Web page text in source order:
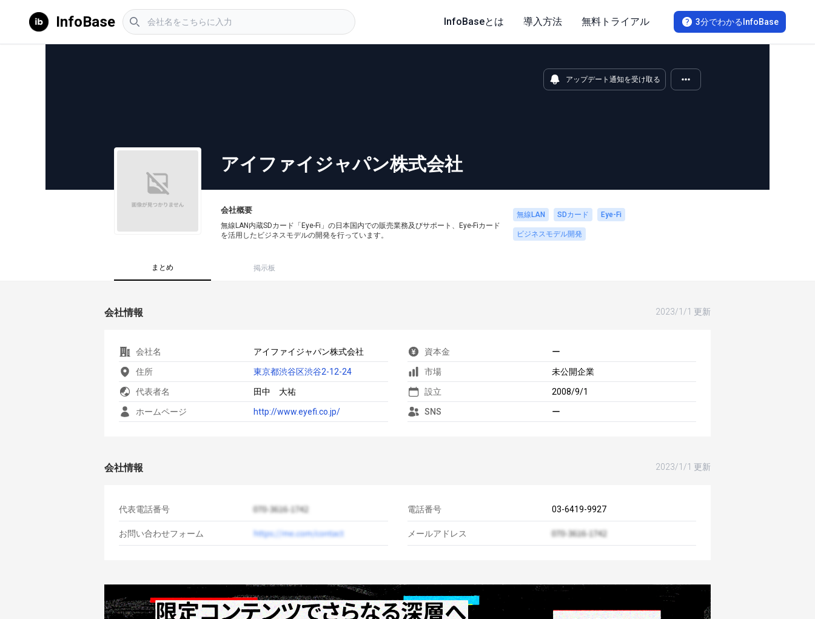
InfoBase 3分でわかるInfoBase
InfoBaseとは 導入方法 無料トライアル
アップデート通知を受け取る
アイファイジャパン株式会社
会社概要
無線LAN内蔵SDカード「Eye-Fi」の日本国内での販売業務及びサポート、Eye-Fiカード
を活用したビジネスモデルの開発を行っています。
無線LAN SDカード Eye-Fi
ビジネスモデル開発
まとめ 掲示板
会社情報 2023/1/1 更新
会社名 アイファイジャパン株式会社
住所 東京都渋谷区渋谷2-12-24
代表者名 田中 大祐
ホームページ http://www.eyefi.co.jp/
資本金 ー
市場 未公開企業
設立 2008/9/1
SNS ー
会社情報 2023/1/1 更新
代表電話番号
お問い合わせフォーム
電話番号 03-6419-9927
メールアドレス